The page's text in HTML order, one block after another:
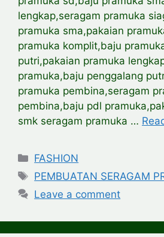
lengkap,seragam pramuka
pramuka sma,pakaian
pramuka komplit,baju
putri,pakaian pramuka
pramuka,baju penggalang
pramuka pembina,seragam
pembina,baju pdl
smk seragam pramuka …
Categories
FASHION
Tags
PEMBUATAN SERAGAM
Leave a comment